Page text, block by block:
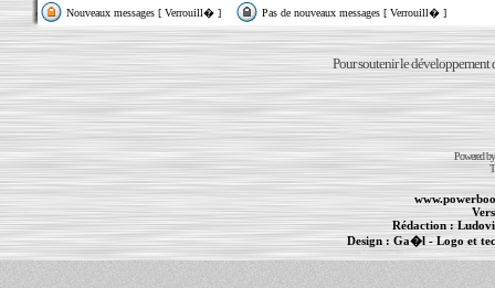
Nouveaux messages [ Verrouill� ]
Pas de nouveaux messages [ Verrouill� ]
Pour soutenir le développement
Powered
Rédaction :
Design : Ga�l - Logo et